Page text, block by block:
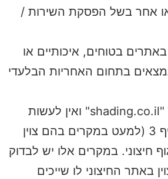
או אחר בשל הפסקת השירות /
בטוחים, איכותיים או
בתחום האחריות הבלעדי
המוצעים באתר הינם בבעלותם הבלעדית של "shading.co.il" ואין לעשות
בהם שימוש אשר נועד את האמור בתקנון זה (ראה סעיף 3 (למעט במקרים בהם צוין
חיצוני. במקרים אלו יש לבדוק
באתר החיצוני לו שייכים